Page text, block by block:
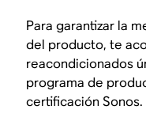
Para garantizar la
del producto, te
reacondicionados
programa de
certificación Sonos.